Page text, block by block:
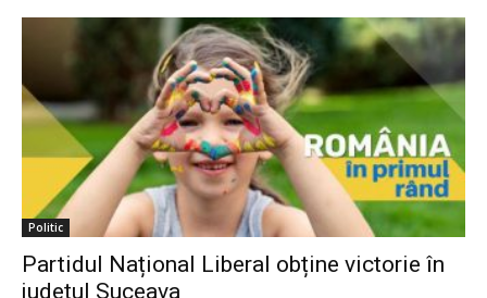
Politic
Partidul Național Liberal obține victorie în
județul Suceava